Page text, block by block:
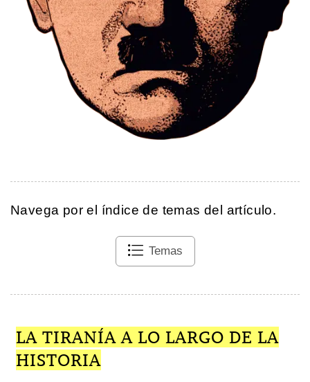
Navega por el índice de temas del artículo.
Temas
LA TIRANÍA A LO LARGO DE LA
HISTORIA